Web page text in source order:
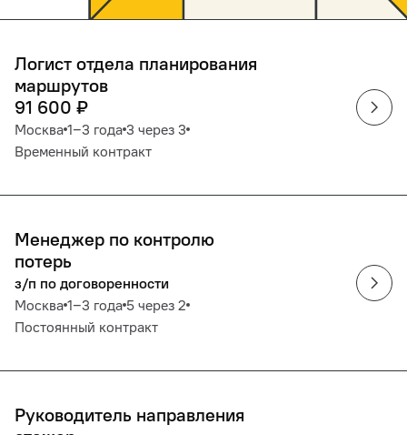
Логист отдела планирования
маршрутов
91 600 ₽
Москва 1‒3 года 3 через 3
Временный контракт
Менеджер по контролю
потерь
з/п по договоренности
Москва 1‒3 года 5 через 2
Постоянный контракт
Руководитель направления